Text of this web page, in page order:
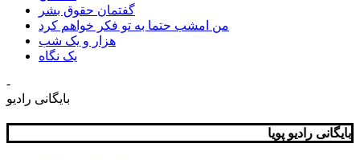
گفتمان حقوق بشر
من امشب حتما به تو فکر خواهم کرد
هزار و یک شب
یک نگاه
-
بایگانی رادیو
بایگانی رادیو پویا